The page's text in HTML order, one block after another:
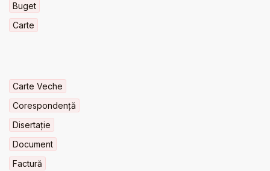
Buget
Carte
Carte Veche
Corespondență
Disertație
Document
Factură